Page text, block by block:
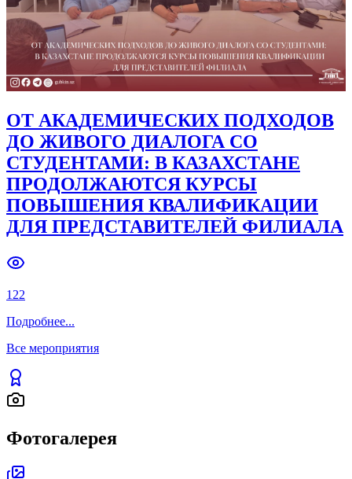
ОТ АКАДЕМИЧЕСКИХ ПОДХОДОВ
ДО ЖИВОГО ДИАЛОГА СО
СТУДЕНТАМИ: В КАЗАХСТАНЕ
ПРОДОЛЖАЮТСЯ КУРСЫ
ПОВЫШЕНИЯ КВАЛИФИКАЦИИ
ДЛЯ ПРЕДСТАВИТЕЛЕЙ ФИЛИАЛА
122
Подробнее...
Все мероприятия
Фотогалерея